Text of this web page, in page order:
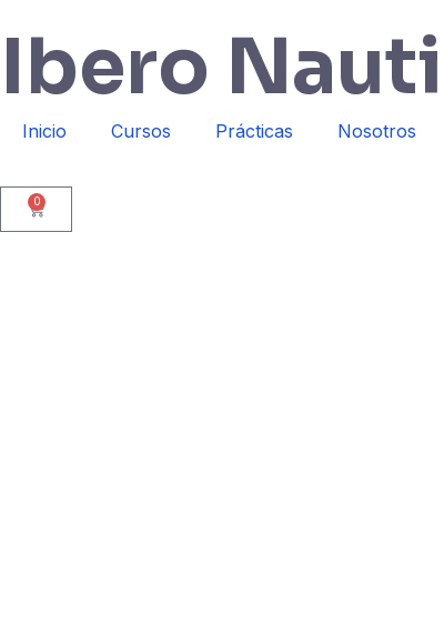
Ibero
Inicio Cursos Prácticas Nosotros
0